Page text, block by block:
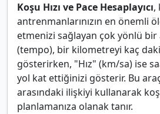
Koşu Hızı ve Pace Hesaplayıcı,
antrenmanlarınızın en önemli
etmenizi sağlayan çok yönlü bir
(tempo), bir kilometreyi kaç
gösterirken, "Hız" (km/sa) ise
yol kat ettiğinizi gösterir. Bu
arasındaki ilişkiyi kullanarak
planlamanıza olanak tanır.